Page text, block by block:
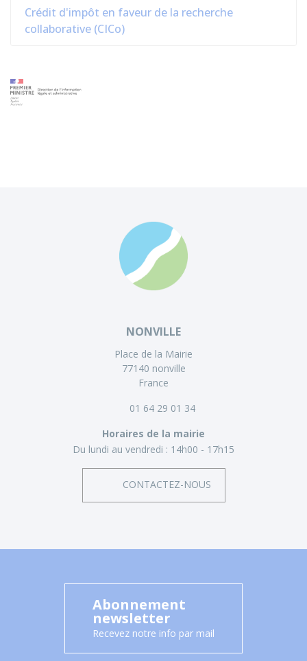
Crédit d'impôt en faveur de la recherche
collaborative (CICo)
NONVILLE
Place de la Mairie
77140 nonville
France
01 64 29 01 34
Horaires de la mairie
Du lundi au vendredi : 14h00 - 17h15
CONTACTEZ-NOUS
Abonnement
newsletter
Recevez notre info par mail